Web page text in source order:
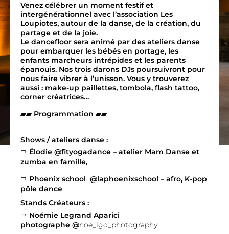
Venez célébrer un moment festif et
intergénérationnel avec l’association Les
Loupiotes, autour de la danse, de la création, du
partage et de la joie.
Le dancefloor sera animé par des ateliers danse
pour embarquer les bébés en portage, les
enfants marcheurs intrépides et les parents
épanouis. Nos trois darons DJs poursuivront pour
nous faire vibrer à l’unisson. Vous y trouverez
aussi : make-up paillettes, tombola, flash tattoo,
corner créatrices…
▰▰ Programmation ▰▰
Shows / ateliers danse :
Élodie @fityogadance – atelier Mam Danse et
zumba en famille,
Phoenix school @laphoenixschool – afro, K-pop
pôle dance
Stands Créateurs :
Noémie Legrand Aparici
photographe @noe_lgd_photography